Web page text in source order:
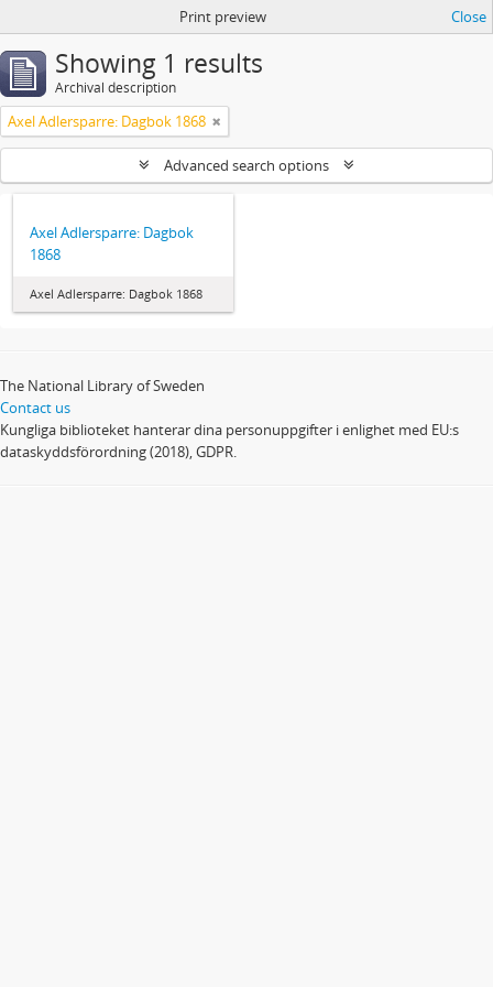
Print preview Close
Showing 1 results
Archival description
Axel Adlersparre: Dagbok 1868
Advanced search options
Axel Adlersparre: Dagbok
1868
Axel Adlersparre: Dagbok 1868
The National Library of Sweden
Contact us
Kungliga biblioteket hanterar dina personuppgifter i enlighet med EU:s
dataskyddsförordning (2018), GDPR.